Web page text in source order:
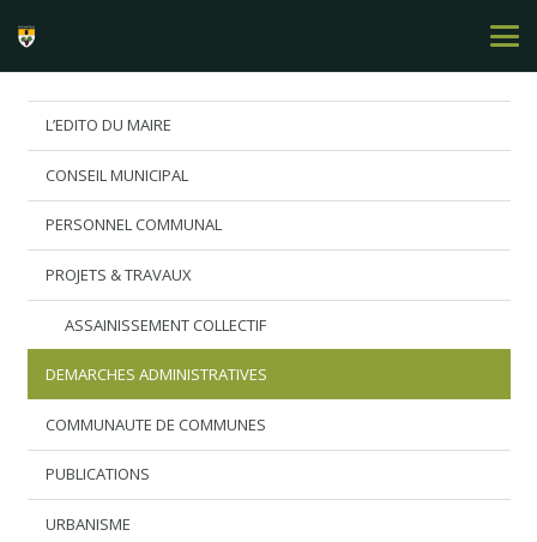
L’EDITO DU MAIRE
CONSEIL MUNICIPAL
PERSONNEL COMMUNAL
PROJETS & TRAVAUX
ASSAINISSEMENT COLLECTIF
DEMARCHES ADMINISTRATIVES
COMMUNAUTE DE COMMUNES
PUBLICATIONS
URBANISME